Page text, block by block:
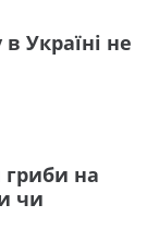
Україні не
на
чи